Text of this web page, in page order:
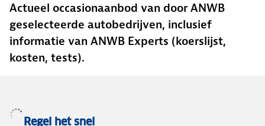
Actueel occasionaanbod van door ANWB
geselecteerde autobedrijven, inclusief
informatie van ANWB Experts (koerslijst,
kosten, tests).
Regel het snel